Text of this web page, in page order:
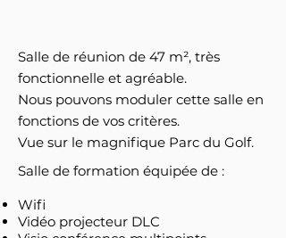
Salle de réunion de 47 m², très
fonctionnelle et agréable.
Nous pouvons moduler cette salle en
fonctions de vos critères.
Vue sur le magnifique Parc du Golf.
Salle de formation équipée de :
Wifi
Vidéo projecteur DLC